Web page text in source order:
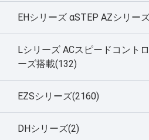
EHシリーズ αSTEP AZシリー
Lシリーズ ACスピードコント
ーズ搭載(132)
EZSシリーズ(2160)
DHシリーズ(2)